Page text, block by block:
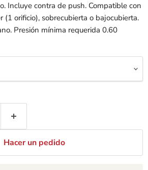
Incluye contra de push. Compatible con
(1 orificio), sobrecubierta o bajocubierta.
Presión mínima requerida 0.60
Hacer un pedido